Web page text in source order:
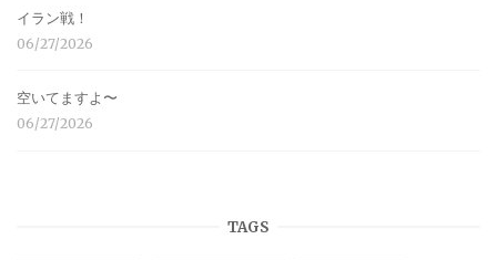
イラン戦！
06/27/2026
空いてますよ〜
06/27/2026
TAGS